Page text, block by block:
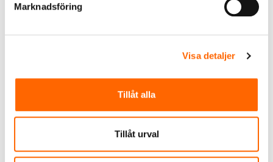
Marknadsföring
Visa detaljer
Tillåt alla
Tillåt urval
branschen